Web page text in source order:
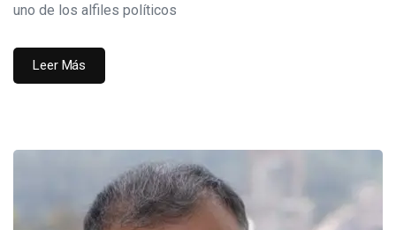
uno de los alfiles políticos
Leer Más